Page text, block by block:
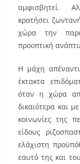
αμφισβητεί.
κρατήσει
χώρα την
προοπτική
Η μάχη
έκτακτα
όταν η χώρα
δικαιότερα και
κοινωνίες της
είδους
ελάχιστη
εαυτό της και